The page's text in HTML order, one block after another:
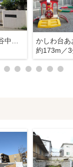
約173m／